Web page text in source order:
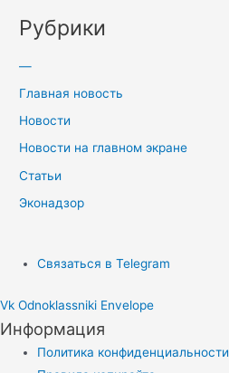
Рубрики
—
Главная новость
Новости
Новости на главном экране
Статьи
Эконадзор
Связаться в Telegram
Vk Odnoklassniki Envelope
Информация
Политика конфиденциальности